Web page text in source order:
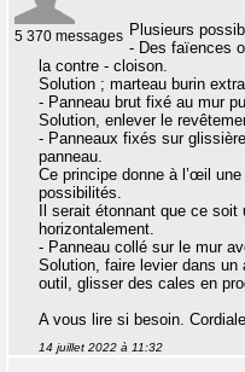
5 370 messages Plusieurs
- Des faïences
la contre - cloison.
Solution ; marteau burin
- Panneau brut fixé au mur
Solution, enlever le
- Panneaux fixés sur
panneau.
Ce principe donne à l’œil
possibilités.
Il serait étonnant que ce
horizontalement.
- Panneau collé sur le mur
Solution, faire levier dans un
outil, glisser des cales en
A vous lire si besoin.
14 juillet 2022 à 11:32